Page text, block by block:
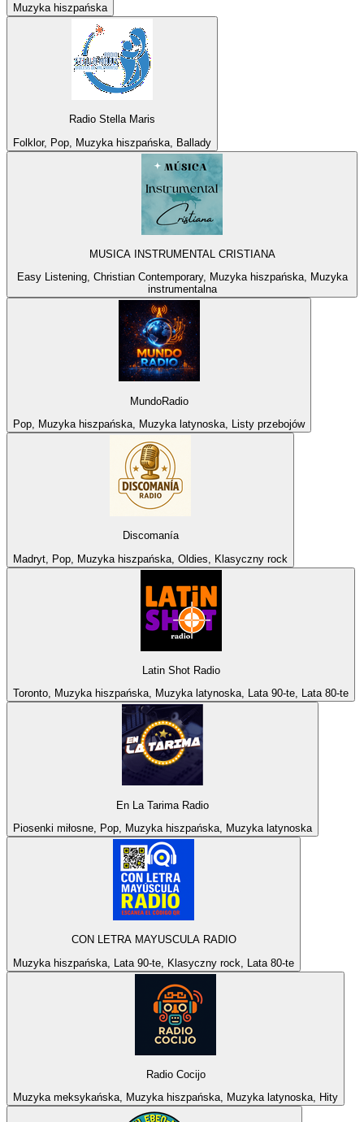
Muzyka hiszpańska
Radio Stella Maris
Folklor, Pop, Muzyka hiszpańska, Ballady
MUSICA INSTRUMENTAL CRISTIANA
Easy Listening, Christian Contemporary, Muzyka hiszpańska, Muzyka
instrumentalna
MundoRadio
Pop, Muzyka hiszpańska, Muzyka latynoska, Listy przebojów
Discomanía
Madryt, Pop, Muzyka hiszpańska, Oldies, Klasyczny rock
Latin Shot Radio
Toronto, Muzyka hiszpańska, Muzyka latynoska, Lata 90-te, Lata 80-te
En La Tarima Radio
Piosenki miłosne, Pop, Muzyka hiszpańska, Muzyka latynoska
CON LETRA MAYUSCULA RADIO
Muzyka hiszpańska, Lata 90-te, Klasyczny rock, Lata 80-te
Radio Cocijo
Muzyka meksykańska, Muzyka hiszpańska, Muzyka latynoska, Hity